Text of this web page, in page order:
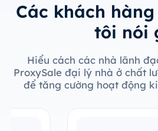
Các khách
tôi nói
Hiểu cách các nhà lãnh
ProxySale đại lý nhà ở chất
để tăng cường hoạt động